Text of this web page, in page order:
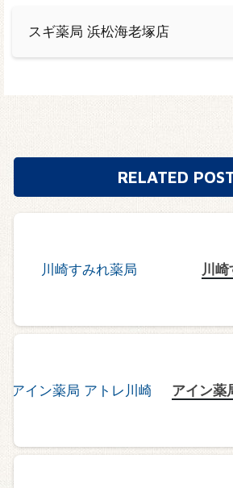
スギ薬局 浜松海老塚店
RELATED
川
アイン薬